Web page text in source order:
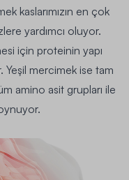
kaslarımızın en çok
yardımcı oluyor.
için proteinin yapı
Yeşil mercimek ise tam
amino asit grupları ile